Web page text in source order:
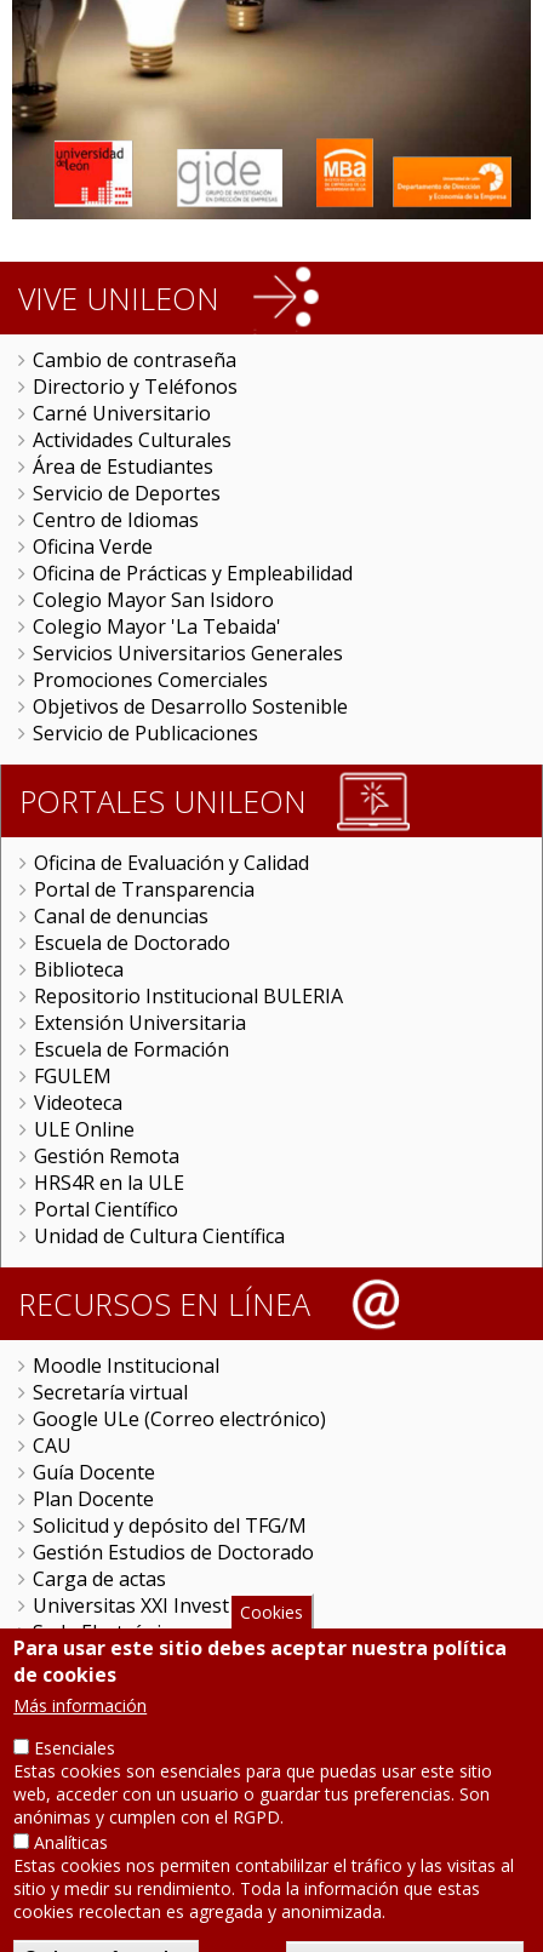
VIVE UNILEON
Cambio de contraseña
Directorio y Teléfonos
Carné Universitario
Actividades Culturales
Área de Estudiantes
Servicio de Deportes
Centro de Idiomas
Oficina Verde
Oficina de Prácticas y Empleabilidad
Colegio Mayor San Isidoro
Colegio Mayor 'La Tebaida'
Servicios Universitarios Generales
Promociones Comerciales
Objetivos de Desarrollo Sostenible
Servicio de Publicaciones
PORTALES UNILEON
Oficina de Evaluación y Calidad
Portal de Transparencia
Canal de denuncias
Escuela de Doctorado
Biblioteca
Repositorio Institucional BULERIA
Extensión Universitaria
Escuela de Formación
FGULEM
Videoteca
ULE Online
Gestión Remota
HRS4R en la ULE
Portal Científico
Unidad de Cultura Científica
RECURSOS EN LÍNEA
Moodle Institucional
Secretaría virtual
Google ULe (Correo electrónico)
CAU
Guía Docente
Plan Docente
Solicitud y depósito del TFG/M
Gestión Estudios de Doctorado
Carga de actas
Universitas XXI Investigación
Sede Electrónica
Tramitador unileon
Perfil del Contratante
Portal del Empleado
Servicio de Informática y Comunicaciones
SÍGUENOS
Teléfono: 987 291 000
Contacto
Aviso legal
Política de privacidad
Cookies
Para usar este sitio debes aceptar nuestra política
de cookies
Más información
Esenciales
Estas cookies son esenciales para que puedas usar este sitio
web, acceder con un usuario o guardar tus preferencias. Son
anónimas y cumplen con el RGPD.
Analíticas
Estas cookies nos permiten contabililzar el tráfico y las visitas al
sitio y medir su rendimiento. Toda la información que estas
cookies recolectan es agregada y anonimizada.